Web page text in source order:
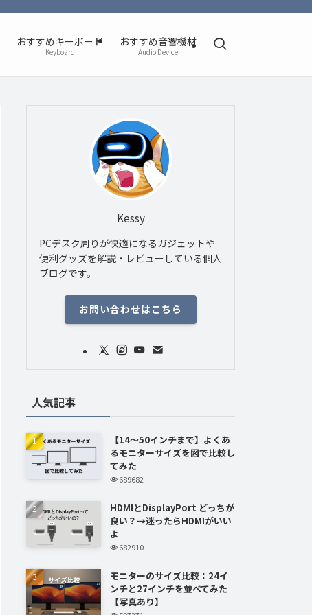
おすすめキーボード
Keyboard
おすすめ音響機材
Audio Device
Kessy
PCデスク周りが快適になるガジェットや
便利グッズを解説・レビューしている個人
ブログです。
お問い合わせはこちら
人気記事
【14～50インチまで】よくあ
るモニターサイズを図で比較し
てみた
689682
HDMIとDisplayPort どっちが
良い？→迷ったらHDMIがいい
よ
682910
モニターのサイズ比較：24イ
ンチと27インチを並べてみた
【写真あり】